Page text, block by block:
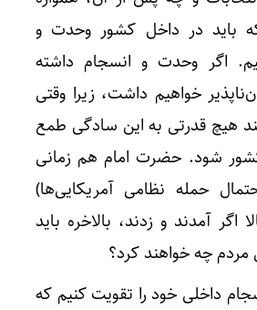
باید در داخل کشور وحدت و
اگر وحدت و انسجام داشته
خواهیم داشت، زیرا وقتی
هیچ قدرتی به این سادگی طمع
شود. حضرت امام هم زمانی
حمله نظامی آمریکایی‌ها)
اگر آمدند و زدند، بالاخره باید
مردم چه خواهند کرد؟
داخلی خود را تقویت کنیم که